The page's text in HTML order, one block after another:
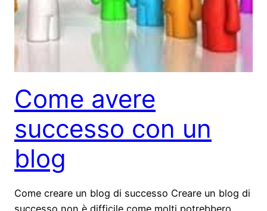
Come avere
successo con un
blog
Come creare un blog di successo Creare un blog di
successo non è difficile come molti potrebbero